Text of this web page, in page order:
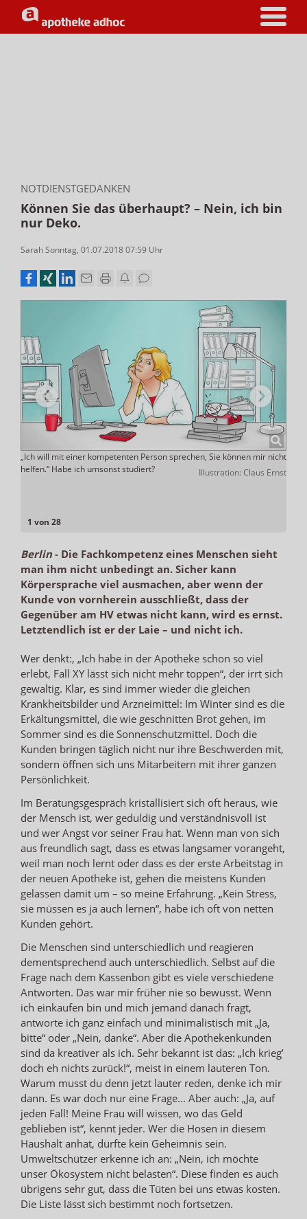
NOTDIENSTGEDANKEN
Können Sie das überhaupt? – Nein, ich bin
nur Deko.
Sarah Sonntag, 01.07.2018 07:59 Uhr
1 von 28
„Ich will mit einer kompetenten Person sprechen, Sie können mir nicht
helfen.“ Habe ich umsonst studiert?
Illustration: Claus Ernst
Berlin- Die Fachkompetenz eines Menschen sieht
man ihm nicht unbedingt an. Sicher kann
Körpersprache viel ausmachen, aber wenn der
Kunde von vornherein ausschließt, dass der
Gegenüber am HV etwas nicht kann, wird es ernst.
Letztendlich ist er der Laie – und nicht ich.
Wer denkt:, „Ich habe in der Apotheke schon so viel
erlebt, Fall XY lässt sich nicht mehr toppen“, der irrt sich
gewaltig. Klar, es sind immer wieder die gleichen
Krankheitsbilder und Arzneimittel: Im Winter sind es die
Erkältungsmittel, die wie geschnitten Brot gehen, im
Sommer sind es die Sonnenschutzmittel. Doch die
Kunden bringen täglich nicht nur ihre Beschwerden mit,
sondern öffnen sich uns Mitarbeitern mit ihrer ganzen
Persönlichkeit.
Im Beratungsgespräch kristallisiert sich oft heraus, wie
der Mensch ist, wer geduldig und verständnisvoll ist
und wer Angst vor seiner Frau hat. Wenn man von sich
aus freundlich sagt, dass es etwas langsamer vorangeht,
weil man noch lernt oder dass es der erste Arbeitstag in
der neuen Apotheke ist, gehen die meistens Kunden
gelassen damit um – so meine Erfahrung. „Kein Stress,
sie müssen es ja auch lernen“, habe ich oft von netten
Kunden gehört.
Die Menschen sind unterschiedlich und reagieren
dementsprechend auch unterschiedlich. Selbst auf die
Frage nach dem Kassenbon gibt es viele verschiedene
Antworten. Das war mir früher nie so bewusst. Wenn
ich einkaufen bin und mich jemand danach fragt,
antworte ich ganz einfach und minimalistisch mit „Ja,
bitte“ oder „Nein, danke“. Aber die Apothekenkunden
sind da kreativer als ich. Sehr bekannt ist das: „Ich krieg’
doch eh nichts zurück!“, meist in einem lauteren Ton.
Warum musst du denn jetzt lauter reden, denke ich mir
dann. Es war doch nur eine Frage... Aber auch: „Ja, auf
jeden Fall! Meine Frau will wissen, wo das Geld
geblieben ist“, kennt jeder. Wer die Hosen in diesem
Haushalt anhat, dürfte kein Geheimnis sein.
Umweltschützer erkenne ich an: „Nein, ich möchte
unser Ökosystem nicht belasten“. Diese finden es auch
übrigens sehr gut, dass die Tüten bei uns etwas kosten.
Die Liste lässt sich bestimmt noch fortsetzen.